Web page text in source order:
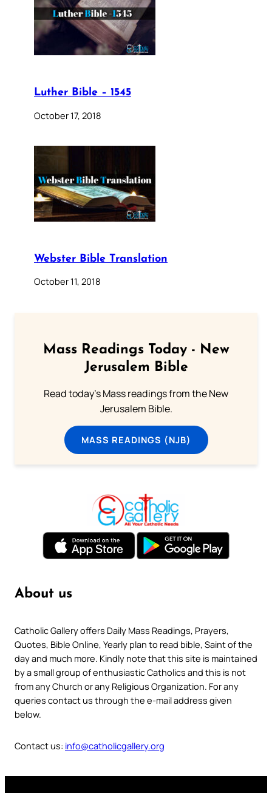
Luther Bible – 1545
October 17, 2018
Webster Bible Translation
October 11, 2018
Mass Readings Today - New
Jerusalem Bible
Read today's Mass readings from the New
Jerusalem Bible.
MASS READINGS (NJB)
About us
Catholic Gallery offers Daily Mass Readings, Prayers,
Quotes, Bible Online, Yearly plan to read bible, Saint of the
day and much more. Kindly note that this site is maintained
by a small group of enthusiastic Catholics and this is not
from any Church or any Religious Organization. For any
queries contact us through the e-mail address given
below.
Contact us: info@catholicgallery.org